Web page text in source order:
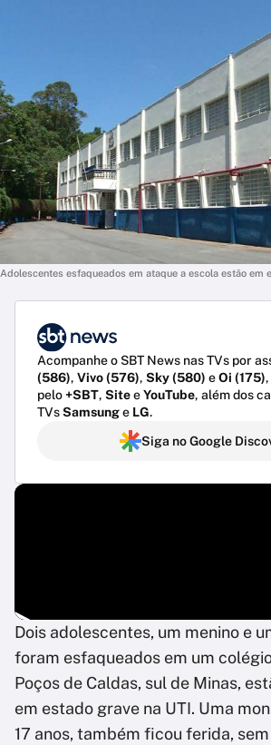
Adolescentes esfaqueados em ataque a escola estão em
Acompanhe o SBT News nas TVs por
(586), Vivo (576), Sky (580) eOi (175)
pelo+SBT, SiteeYouTube, além dos
TVsSamsunge LG.
Siga no Google
Dois adolescentes, um menino e
foram esfaqueados em um
Poços de Caldas, sul de Minas,
em estado grave na UTI. Uma
17 anos, também ficou ferida,